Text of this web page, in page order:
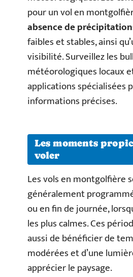
pour un vol en
absence de
faibles et stables, ainsi
visibilité. Surveillez les
météorologiques locaux
applications spécialisées
informations précises.
Les moments
voler
Les vols en montgolfière
généralement
ou en fin de journée,
les plus calmes. Ces
aussi de bénéficier de
modérées et d’une
apprécier le paysage.